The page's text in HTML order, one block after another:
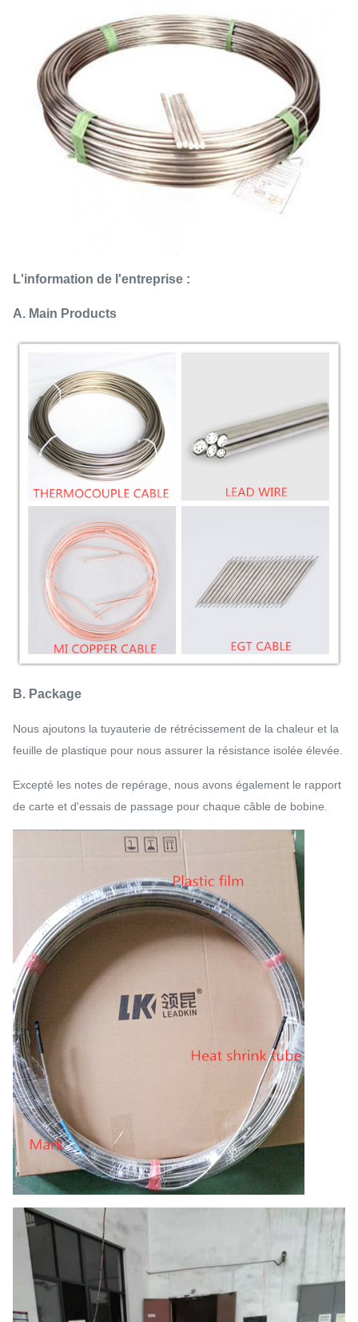
L'information de l'entreprise :
A. Main Products
B. Package
Nous ajoutons la tuyauterie de rétrécissement de la chaleur et la
feuille de plastique pour nous assurer la résistance isolée élevée.
Excepté les notes de repérage, nous avons également le rapport
de carte et d'essais de passage pour chaque câble de bobine.